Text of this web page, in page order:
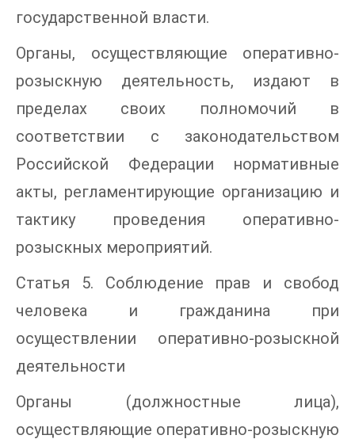
государственной власти.
Органы, осуществляющие оперативно-
розыскную деятельность, издают в
пределах своих полномочий в
соответствии с законодательством
Российской Федерации нормативные
акты, регламентирующие организацию и
тактику проведения оперативно-
розыскных мероприятий.
Статья 5. Соблюдение прав и свобод
человека и гражданина при
осуществлении оперативно-розыскной
деятельности
Органы (должностные лица),
осуществляющие оперативно-розыскную